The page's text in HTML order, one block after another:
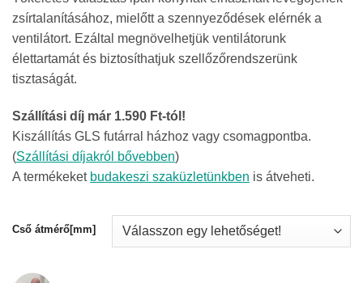
zsírtalanításához, mielőtt a szennyeződések elérnék a
ventilátort. Ezáltal megnövelhetjük ventilátorunk
élettartamát és biztosíthatjuk szellőzőrendszerünk
tisztaságát.
Szállítási díj már 1.590 Ft-tól!
Kiszállítás GLS futárral házhoz vagy csomagpontba.
(Szállítási díjakról bővebben)
A termékeket budakeszi szaküzletünkben is átveheti.
Cső átmérő[mm]